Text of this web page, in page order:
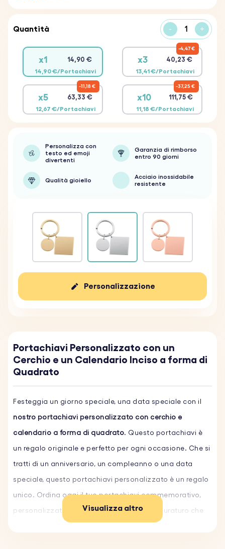
Quantità - +
x1 14,90 €
14,90 €/Portachiavi
x3 40,23 €
13,41 €/Portachiavi
4,47 €
x5 63,33 €
12,67 €/Portachiavi
11,18 €
x10 111,75 €
11,18 €/Portachiavi
37,25 €
Personalizza con
testo ed emoji
divertenti
Garanzia di rimborso
entro 90 giorni
Qualità gioiello
Acciaio inossidabile
resistente
Personalizzazione
Portachiavi Personalizzato con un
Cerchio e un Calendario Inciso a forma di
Quadrato
Festeggia un giorno speciale, una data speciale con il
nostro portachiavi personalizzato con cerchio e
calendario a forma di quadrato. Questo portachiavi è
un regalo originale e perfetto per ogni occasione. Che si
tratti di un anniversario, un compleanno o una data
speciale, questo portachiavi personalizzato è un regalo
unico. Ordina oggi il tuo portachiavi commemorativo,
personalizzato inciso e regala un ricordo duraturo che
Visualizza altro